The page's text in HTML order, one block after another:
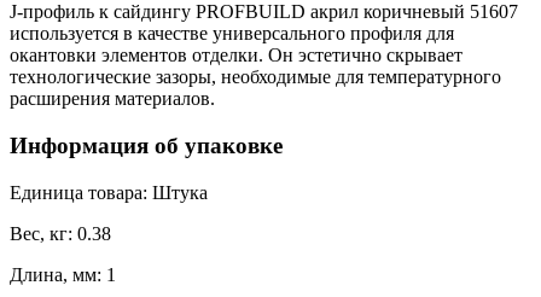
J-профиль к сайдингу PROFBUILD акрил коричневый 51607
используется в качестве универсального профиля для
окантовки элементов отделки. Он эстетично скрывает
технологические зазоры, необходимые для температурного
расширения материалов.
Информация об упаковке
Единица товара: Штука
Вес, кг: 0.38
Длина, мм: 1